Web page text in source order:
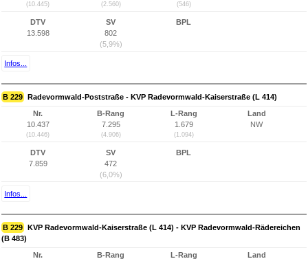
(10.445) (2.560) (546)
DTV
13.598
SV
802
(5,9%)
BPL
Infos...
B 229 Radevormwald-Poststraße - KVP Radevormwald-Kaiserstraße (L 414)
Nr.
10.437
(10.446)
B-Rang
7.295
(4.906)
L-Rang
1.679
(1.094)
Land
NW
DTV
7.859
SV
472
(6,0%)
BPL
Infos...
B 229 KVP Radevormwald-Kaiserstraße (L 414) - KVP Radevormwald-Rädereichen
(B 483)
Nr.
B-Rang
L-Rang
Land